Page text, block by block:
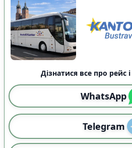
Дізнатися все про рейс
WhatsApp
Telegram